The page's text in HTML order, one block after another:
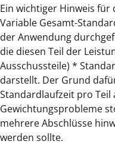
Ein wichtiger Hinweis für
Variable Gesamt-
der Anwendung
die diesen Teil der
Ausschussteile) *
darstellt. Der Grund
Standardlaufzeit pro Teil
Gewichtungsprobleme
mehrere Abschlüsse
werden sollte.